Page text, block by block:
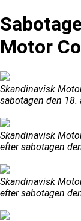
Motor
Skandinavisk
sabotagen den 18.
Skandinavisk
efter sabotagen
Skandinavisk
efter sabotagen